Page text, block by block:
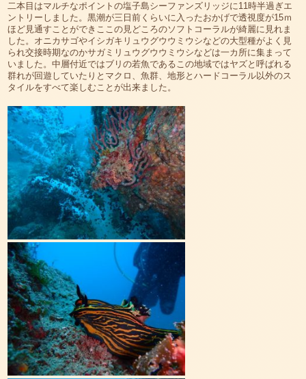
二本目はマルチなポイントの塩子島シーファンズリッジに11時半過ぎエ
ントリーしました。黒潮が三日前くらいに入ったおかげで透視度が15ｍ
ほど見通すことができここの見どころのソフトコーラルが綺麗に見れま
した。オニカサゴやイシガキリュウグウウミウシなどの大型種がよく見
られ交接時期なのかサガミリュウグウウミウシなどは一カ所に集まって
いました。中層付近ではブリの若魚であるこの地域ではヤズと呼ばれる
群れが回遊していたりとマクロ、魚群、地形とハードコーラル以外のス
タイルをすべて楽しむことが出来ました。